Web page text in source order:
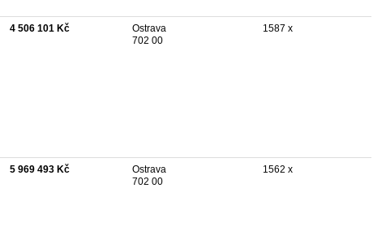
4 506 101 Kč
Ostrava
702 00
1587 x
5 969 493 Kč
Ostrava
702 00
1562 x